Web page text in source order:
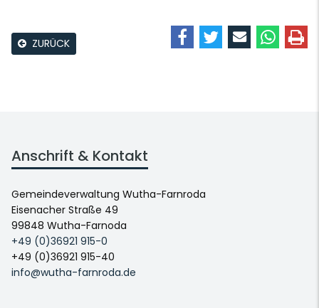
ZURÜCK
Anschrift & Kontakt
Gemeindeverwaltung Wutha-Farnroda
Eisenacher Straße 49
99848 Wutha-Farnoda
+49 (0)36921 915-0
+49 (0)36921 915-40
info@wutha-farnroda.de